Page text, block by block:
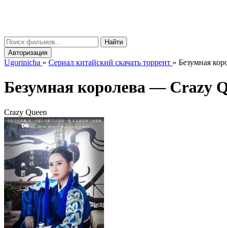
Найти
Авторизация
Ugorinicha » Сериал китайский скачать торрент » Безумная
Безумная королева — Crazy
Crazy Queen